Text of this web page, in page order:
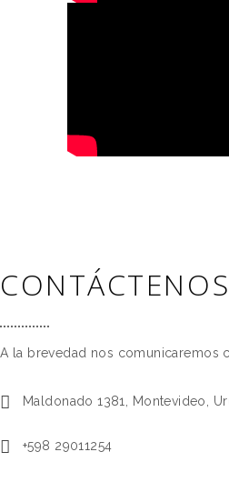
CONTÁCTENOS
A la brevedad nos comunicaremos
Maldonado 1381, Montevideo,
+598 29011254